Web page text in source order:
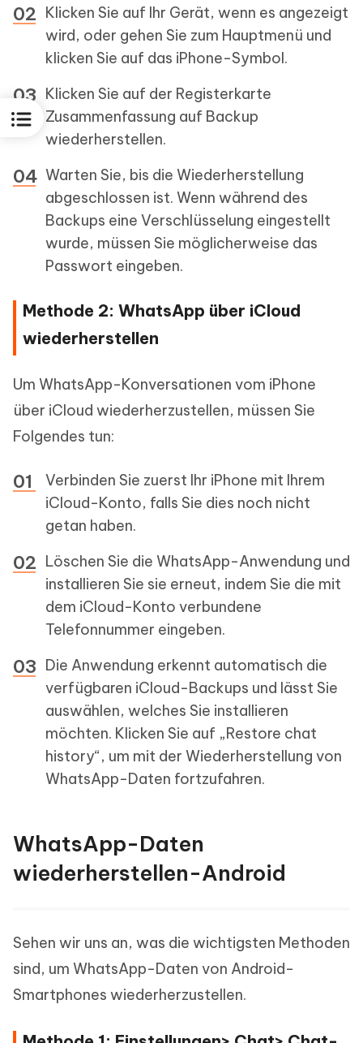
Klicken Sie auf Ihr Gerät, wenn es angezeigt
wird, oder gehen Sie zum Hauptmenü und
klicken Sie auf das iPhone-Symbol.
Klicken Sie auf der Registerkarte
Zusammenfassung auf Backup
wiederherstellen.
Warten Sie, bis die Wiederherstellung
abgeschlossen ist. Wenn während des
Backups eine Verschlüsselung eingestellt
wurde, müssen Sie möglicherweise das
Passwort eingeben.
Methode 2: WhatsApp über iCloud
wiederherstellen
Um WhatsApp-Konversationen vom iPhone
über iCloud wiederherzustellen, müssen Sie
Folgendes tun:
Verbinden Sie zuerst Ihr iPhone mit Ihrem
iCloud-Konto, falls Sie dies noch nicht
getan haben.
Löschen Sie die WhatsApp-Anwendung und
installieren Sie sie erneut, indem Sie die mit
dem iCloud-Konto verbundene
Telefonnummer eingeben.
Die Anwendung erkennt automatisch die
verfügbaren iCloud-Backups und lässt Sie
auswählen, welches Sie installieren
möchten. Klicken Sie auf „Restore chat
history“, um mit der Wiederherstellung von
WhatsApp-Daten fortzufahren.
WhatsApp-Daten
wiederherstellen-Android
Sehen wir uns an, was die wichtigsten Methoden
sind, um WhatsApp-Daten von Android-
Smartphones wiederherzustellen.